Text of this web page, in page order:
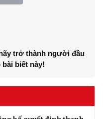
trở thành người đầu
biết này!